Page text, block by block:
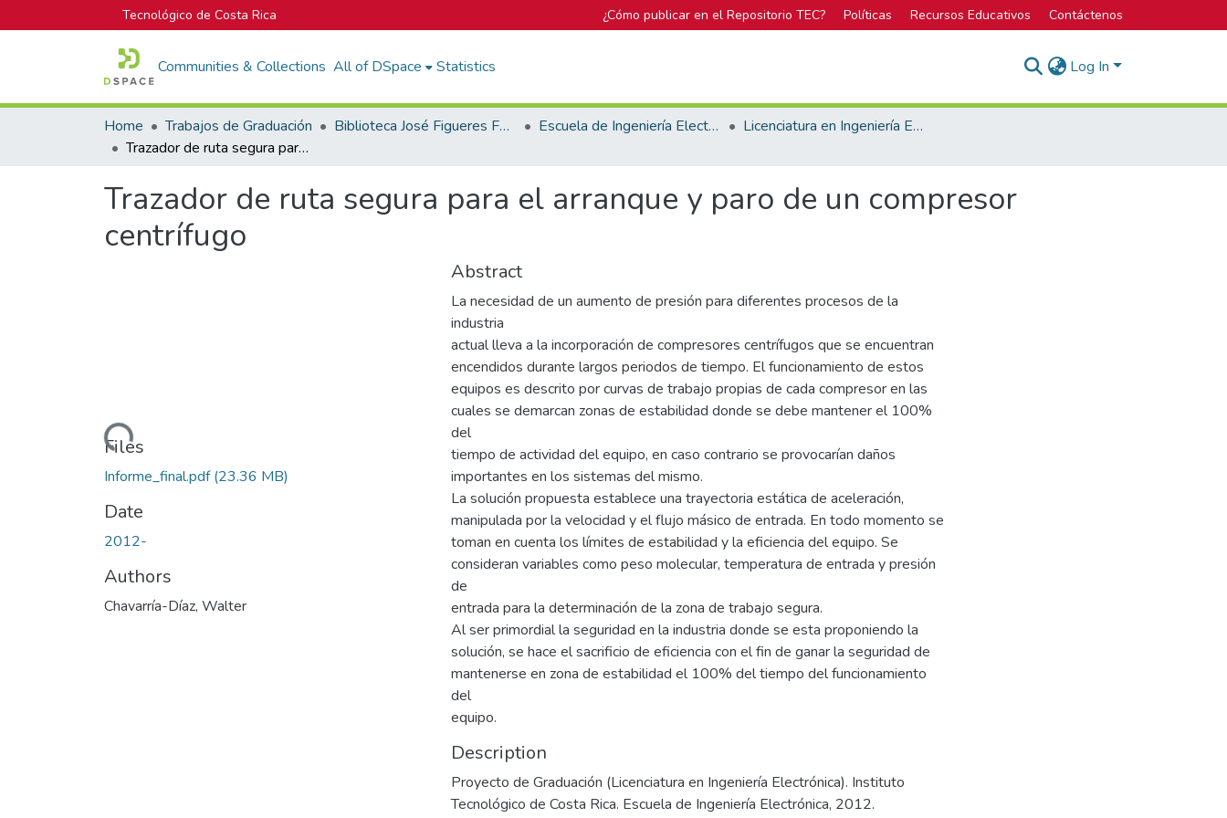
Tecnológico de Costa Rica ¿Cómo publicar en el Repositorio TEC? Políticas Recursos Educativos Contáctenos
Communities & Collections All of DSpace Statistics Log In
Home Trabajos de Graduación Biblioteca José Figueres Ferrer Escuela de Ingeniería Electrónica
Licenciatura en Ingeniería Electrónica
Trazador de ruta segura para el arranque y paro de un compresor centrífugo
Trazador de ruta segura para el arranque y paro de un compresor
centrífugo
Loading...
Files
Informe_final.pdf(23.36 MB)
Date
2012-
Authors
Chavarría-Díaz, Walter
Abstract
La necesidad de un aumento de presión para diferentes procesos de la
industria
actual lleva a la incorporación de compresores centrífugos que se encuentran
encendidos durante largos periodos de tiempo. El funcionamiento de estos
equipos es descrito por curvas de trabajo propias de cada compresor en las
cuales se demarcan zonas de estabilidad donde se debe mantener el 100%
del
tiempo de actividad del equipo, en caso contrario se provocarían daños
importantes en los sistemas del mismo.
La solución propuesta establece una trayectoria estática de aceleración,
manipulada por la velocidad y el flujo másico de entrada. En todo momento se
toman en cuenta los límites de estabilidad y la eficiencia del equipo. Se
consideran variables como peso molecular, temperatura de entrada y presión
de
entrada para la determinación de la zona de trabajo segura.
Al ser primordial la seguridad en la industria donde se esta proponiendo la
solución, se hace el sacrificio de eficiencia con el fin de ganar la seguridad de
mantenerse en zona de estabilidad el 100% del tiempo del funcionamiento
del
equipo.
Description
Proyecto de Graduación (Licenciatura en Ingeniería Electrónica). Instituto
Tecnológico de Costa Rica. Escuela de Ingeniería Electrónica, 2012.